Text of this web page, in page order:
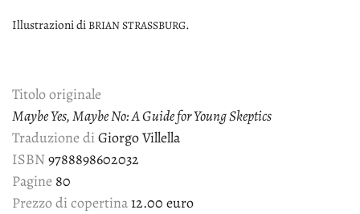
Il­lu­stra­zio­ni di BRIANSTRAS­SBURG.
Titolo originale
Maybe Yes, Maybe No: A Guide for Young Skeptics
Traduzione diGiorgo Villella
ISBN 9788898602032
Pagine 80
Prezzo di copertina12.00 euro